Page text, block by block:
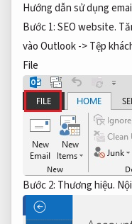
Hướng dẫn sử dụng
Bước 1:SEO website.
vào Outlook ->Tệp
File
Bước 2: Thương hiệu.